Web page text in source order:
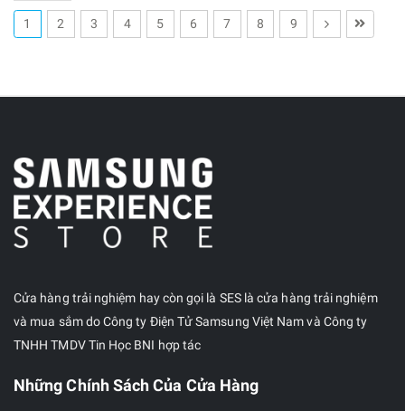
1 2 3 4 5 6 7 8 9
Cửa hàng trải nghiệm hay còn gọi là SES là cửa hàng trải nghiệm
và mua sắm do Công ty Điện Tử Samsung Việt Nam và Công ty
TNHH TMDV Tin Học BNI hợp tác
Những Chính Sách Của Cửa Hàng